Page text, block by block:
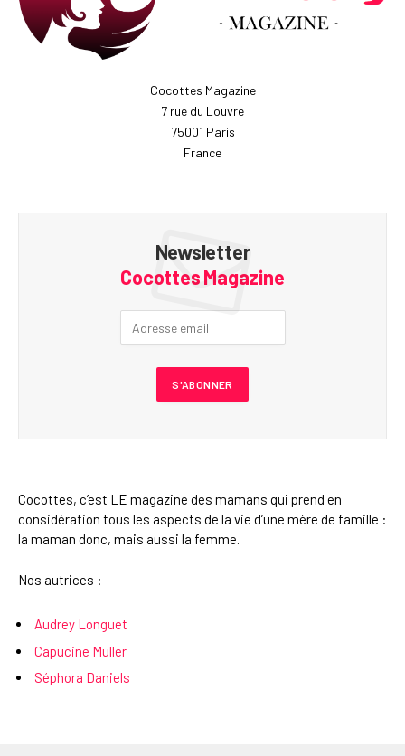
Cocottes Magazine
7 rue du Louvre
75001 Paris
France
Newsletter
Cocottes Magazine
Cocottes, c’est LE magazine des mamans qui prend en
considération tous les aspects de la vie d’une mère de famille :
la maman donc, mais aussi la femme.
Nos autrices :
Audrey Longuet
Capucine Muller
Séphora Daniels